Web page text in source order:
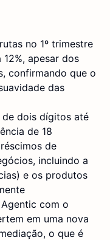
no 1º trimestre
apesar dos
confirmando que o
das
de dois dígitos até
de 18
de
incluindo a
e os produtos
com o
em uma nova
o que é